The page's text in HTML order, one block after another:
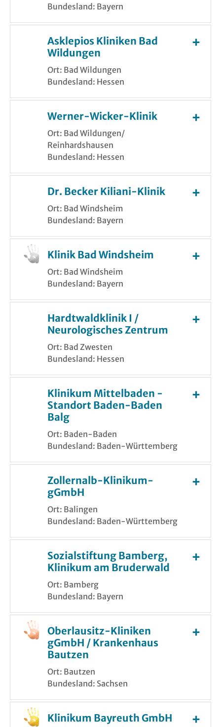
Bundesland: Bayern
Asklepios Kliniken Bad
Wildungen
Ort: Bad Wildungen
Bundesland: Hessen
Werner-Wicker-Klinik
Ort: Bad Wildungen/
Reinhardshausen
Bundesland: Hessen
Dr. Becker Kiliani-Klinik
Ort: Bad Windsheim
Bundesland: Bayern
Klinik Bad Windsheim
Ort: Bad Windsheim
Bundesland: Bayern
Hardtwaldklinik I /
Neurologisches Zentrum
Ort: Bad Zwesten
Bundesland: Hessen
Klinikum Mittelbaden -
Standort Baden-Baden
Balg
Ort: Baden-Baden
Bundesland: Baden-Württemberg
Zollernalb-Klinikum-
gGmbH
Ort: Balingen
Bundesland: Baden-Württemberg
Sozialstiftung Bamberg,
Klinikum am Bruderwald
Ort: Bamberg
Bundesland: Bayern
Oberlausitz-Kliniken
gGmbH / Krankenhaus
Bautzen
Ort: Bautzen
Bundesland: Sachsen
Klinikum Bayreuth GmbH